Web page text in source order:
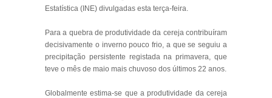
Estatística (INE) divulgadas esta terça-feira.
Para a quebra de produtividade da cereja contribuíram
decisivamente o inverno pouco frio, a que se seguiu a
precipitação persistente registada na primavera, que
teve o mês de maio mais chuvoso dos últimos 22 anos.
Globalmente estima-se que a produtividade da cereja